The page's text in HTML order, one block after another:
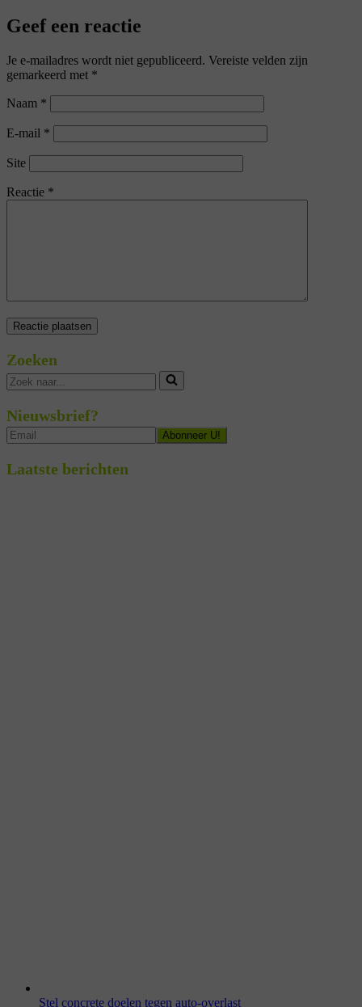
Geef een reactie
Je e-mailadres wordt niet gepubliceerd. Vereiste velden zijn
gemarkeerd met *
Naam *
E-mail *
Site
Reactie *
Zoeken
Zoek
naar...
Nieuwsbrief?
Laatste berichten
Stel concrete doelen tegen auto-overlast